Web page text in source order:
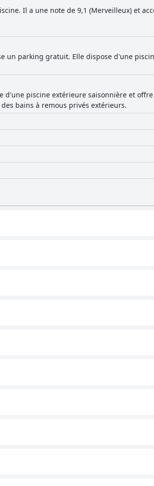
Il a une note de 9,1 (Merveilleux) et
un parking gratuit. Elle dispose d'une
d'une piscine extérieure saisonnière et
bains à remous privés extérieurs.